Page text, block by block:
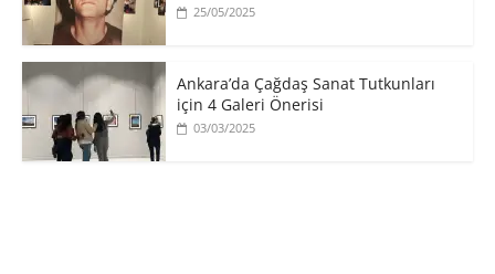
25/05/2025
Ankara’da Çağdaş Sanat Tutkunları
için 4 Galeri Önerisi
03/03/2025